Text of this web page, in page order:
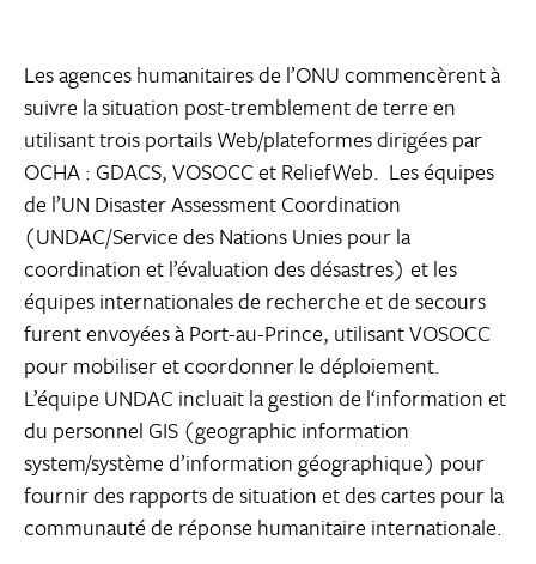
Les agences humanitaires de l’ONU commencèrent à
suivre la situation post-tremblement de terre en
utilisant trois portails Web/plateformes dirigées par
OCHA : GDACS, VOSOCC et ReliefWeb. Les équipes
de l’UN Disaster Assessment Coordination
(UNDAC/Service des Nations Unies pour la
coordination et l’évaluation des désastres) et les
équipes internationales de recherche et de secours
furent envoyées à Port-au-Prince, utilisant VOSOCC
pour mobiliser et coordonner le déploiement.
L’équipe UNDAC incluait la gestion de l‘information et
du personnel GIS (geographic information
system/système d’information géographique) pour
fournir des rapports de situation et des cartes pour la
communauté de réponse humanitaire internationale.